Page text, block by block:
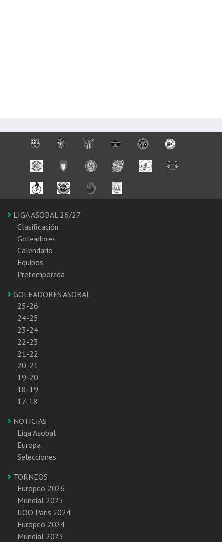
LIGA ASOBAL 26/27
Clasificación
Goleadores
Calendario
Equipos
Pretemporada
GOLEADORES ASOBAL
25-26
24-25
23-24
22-23
21-22
20-21
19-20
18-19
17-18
NOTICIAS
Liga Asobal
Europa
Selecciones
TORNEOS
Europeo 2026
Mundial 2025
JJOO Paris 2024
Europeo 2024
Mundial 2023